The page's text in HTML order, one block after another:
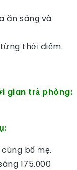
ăn sáng và
thời điểm.
gian trả phòng:
bố mẹ.
175.000